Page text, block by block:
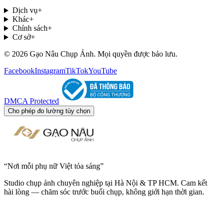
Dịch vụ+
Khác+
Chính sách+
Cơ sở+
© 2026 Gạo Nâu Chụp Ảnh. Mọi quyền được bảo lưu.
FacebookInstagramTikTokYouTube
DMCA Protected
Cho phép đo lường tùy chọn
“Nơi mỗi phụ nữ Việt tỏa sáng”
Studio chụp ảnh chuyên nghiệp tại Hà Nội & TP HCM. Cam kết
hài lòng — chăm sóc trước buổi chụp, không giới hạn thời gian.